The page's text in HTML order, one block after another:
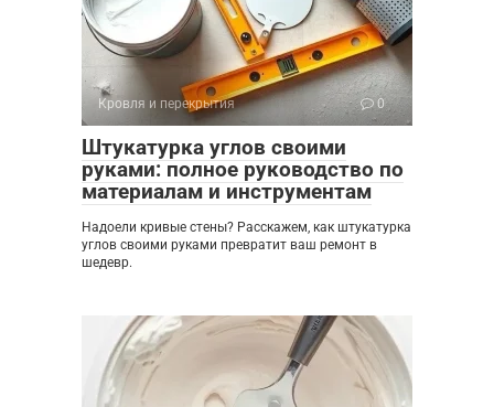
Кровля и перекрытия 0
Штукатурка углов своими
руками: полное руководство по
материалам и инструментам
Надоели кривые стены? Расскажем, как штукатурка
углов своими руками превратит ваш ремонт в
шедевр.